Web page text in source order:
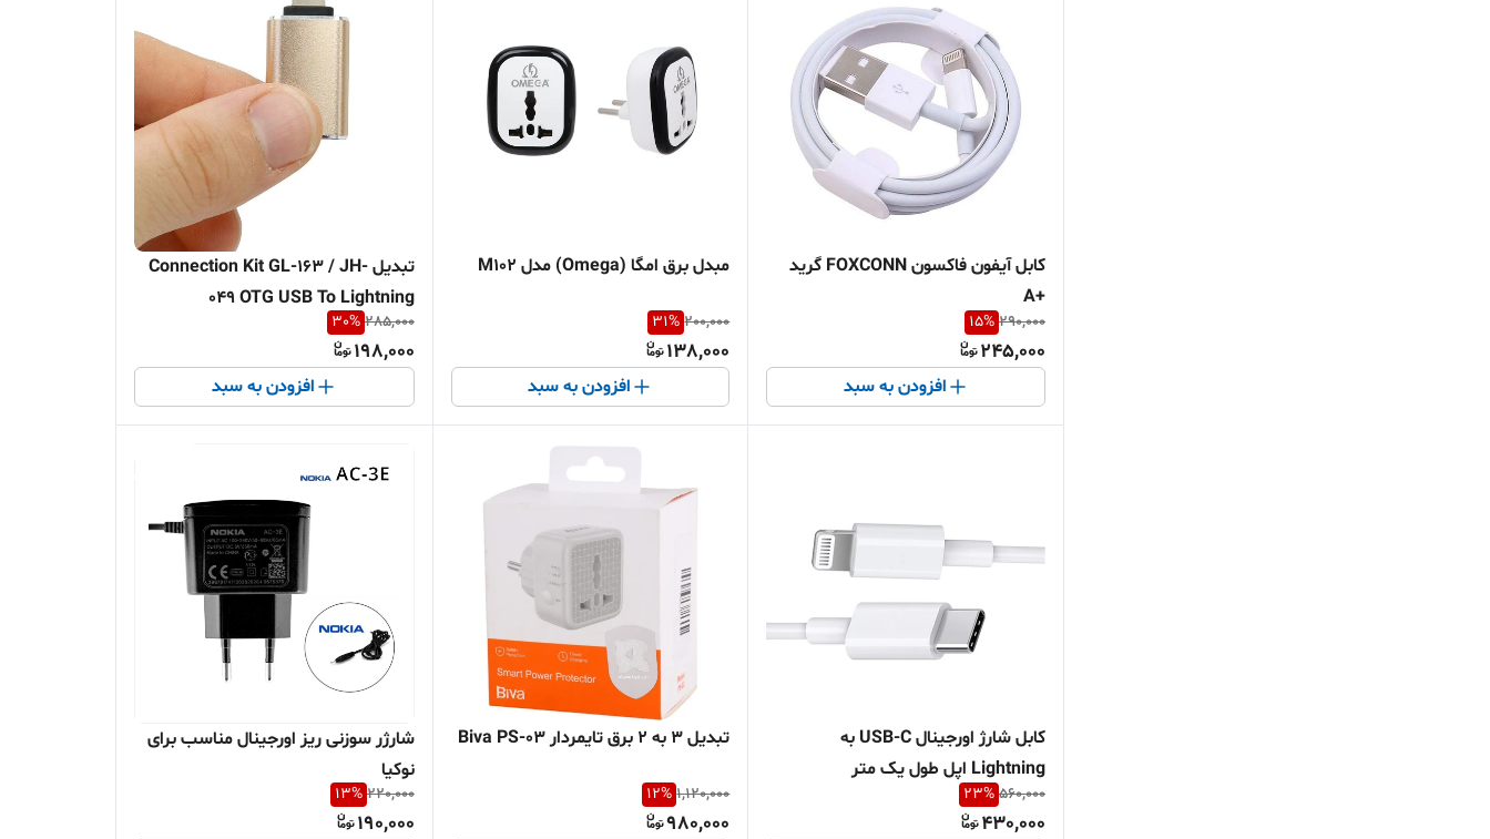
کابل آیفون فاکسون FOXCONN گرید
+A
290,000
15%
245,000
افزودن به سبد
مبدل برق امگا (Omega) مدل M102
200,000
31%
138,000
افزودن به سبد
تبدیل Connection Kit GL-163 / JH-
049 OTG USB To Lightning
285,000
30%
198,000
افزودن به سبد
کابل شارژ اورجینال USB-C به
Lightning اپل طول یک متر
560,000
23%
430,000
تبدیل 3 به 2 برق تایمردار Biva PS-03
1,120,000
12%
980,000
شارژر سوزنی ریز اورجینال مناسب برای
نوکیا
220,000
13%
190,000